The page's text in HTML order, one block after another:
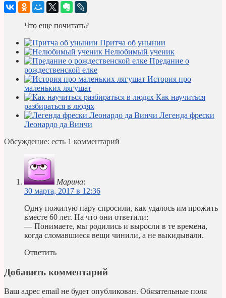
Что еще почитать?
Притча об унынии
Нелюбимый ученик
Предание о
рождественской елке
История про
маленьких лягушат
Как научиться
разбираться в людях
Легенда фрески
Леонардо да Винчи
Обсуждение: есть 1 комментарий
Марина:
30 марта, 2017 в 12:36
Одну пожилую пару спросили, как удалось им прожить
вместе 60 лет. На что они ответили:
— Понимаете, мы родились и выросли в те времена,
когда сломавшиеся вещи чинили, а не выкидывали.
Ответить
Добавить комментарий
Ваш адрес email не будет опубликован. Обязательные поля